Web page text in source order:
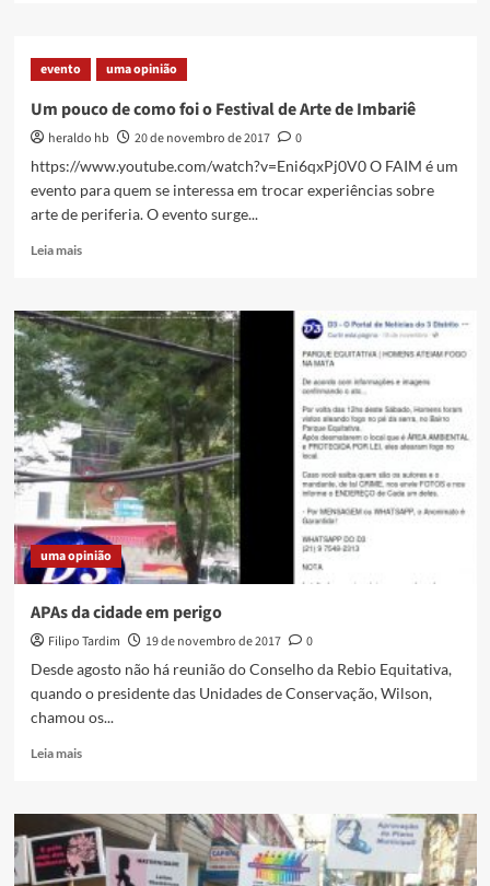
existir
isso
evento uma opinião
Um pouco de como foi o Festival de Arte de Imbariê
heraldo hb 20 de novembro de 2017
0
https://www.youtube.com/watch?v=Eni6qxPj0V0 O FAIM é um
evento para quem se interessa em trocar experiências sobre
arte de periferia. O evento surge...
Leia maisRead
Um
pouco
de
como
foi
o
Festival
de
Arte
de
Imbariê
uma opinião
APAs da cidade em perigo
Filipo Tardim 19 de novembro de 2017
0
Desde agosto não há reunião do Conselho da Rebio Equitativa,
quando o presidente das Unidades de Conservação, Wilson,
chamou os...
Leia maisRead
APAs
da
cidade
em